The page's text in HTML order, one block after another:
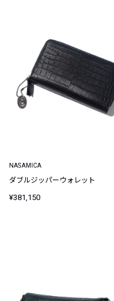
NASAMICA
ダブルジッパーウォレット
¥381,150